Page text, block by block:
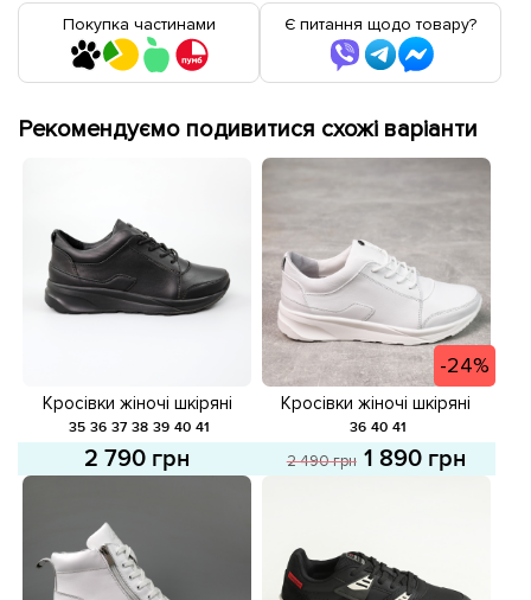
Покупка частинами Є питання щодо товару?
Рекомендуємо подивитися схожі варіанти
Кросівки жіночі шкіряні
581671 Чорні
35 36 37 38 39 40 41
2 790 грн
-24%
Кросівки жіночі шкіряні
582138 Білі розпродаж
36 40 41
2 490 грн 1 890 грн